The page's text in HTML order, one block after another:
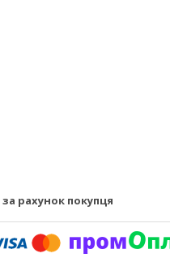
за рахунок покупця